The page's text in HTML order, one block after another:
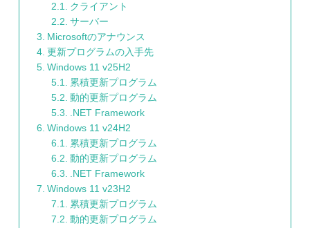
クライアント
サーバー
Microsoftのアナウンス
更新プログラムの入手先
Windows 11 v25H2
累積更新プログラム
動的更新プログラム
.NET Framework
Windows 11 v24H2
累積更新プログラム
動的更新プログラム
.NET Framework
Windows 11 v23H2
累積更新プログラム
動的更新プログラム